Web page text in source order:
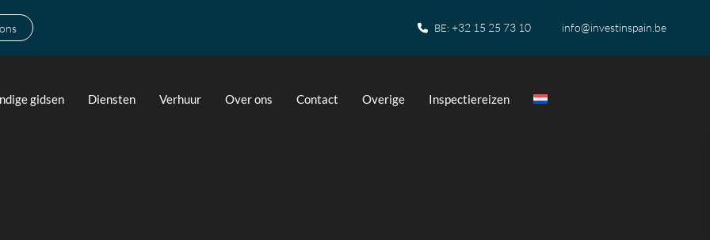
BE:+32 15 25 73 10 info@investinspain.be
gidsen Diensten Verhuur Over ons Contact Overige Inspectiereizen